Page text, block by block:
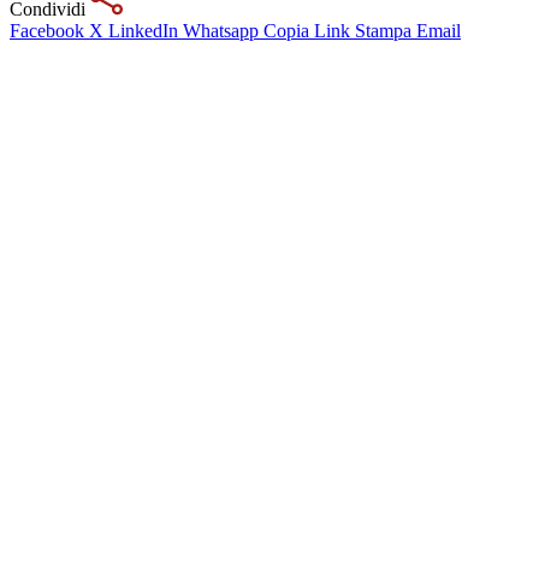
Condividi
Facebook X LinkedIn Whatsapp Copia Link Stampa Email